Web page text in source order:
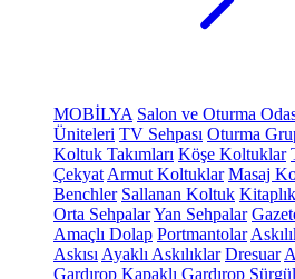
MOBİLYA Salon ve Oturma
Üniteleri TV Sehpası Oturma
Koltuk Takımları Köşe Koltuklar
Çekyat Armut Koltuklar Masaj
Benchler Sallanan Koltuk Kitaplık
Orta SehpalarYan Sehpalar
Amaçlı Dolap Portmantolar
Askısı Ayaklı Askılıklar Dresuar
Gardırop Kapaklı Gardırop